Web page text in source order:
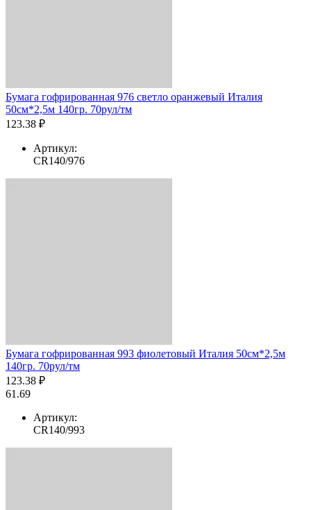
Бумага гофрированная 976 светло оранжевый Италия
50см*2,5м 140гр. 70рул/тм
123.38 ₽
Артикул:
CR140/976
Бумага гофрированная 993 фиолетовый Италия 50см*2,5м
140гр. 70рул/тм
123.38 ₽
61.69
Артикул:
CR140/993